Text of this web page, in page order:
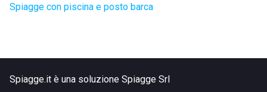
Spiagge con piscina e posto barca
Spiagge.it è una soluzione Spiagge Srl